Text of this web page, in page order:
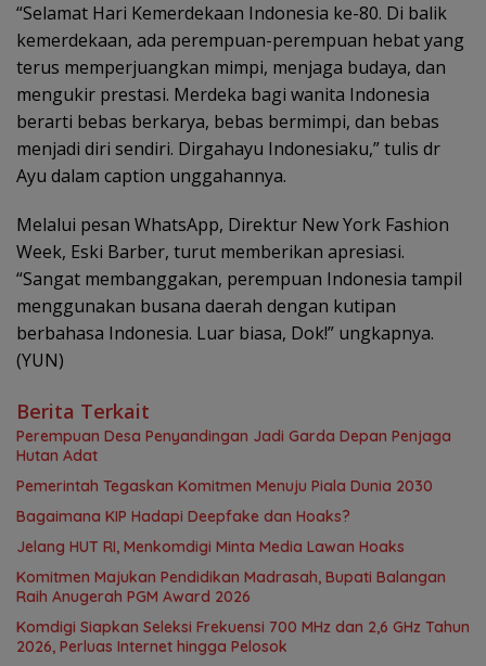
“Selamat Hari Kemerdekaan Indonesia ke-80. Di balik
kemerdekaan, ada perempuan-perempuan hebat yang
terus memperjuangkan mimpi, menjaga budaya, dan
mengukir prestasi. Merdeka bagi wanita Indonesia
berarti bebas berkarya, bebas bermimpi, dan bebas
menjadi diri sendiri. Dirgahayu Indonesiaku,” tulis dr
Ayu dalam caption unggahannya.
Melalui pesan WhatsApp, Direktur New York Fashion
Week, Eski Barber, turut memberikan apresiasi.
“Sangat membanggakan, perempuan Indonesia tampil
menggunakan busana daerah dengan kutipan
berbahasa Indonesia. Luar biasa, Dok!” ungkapnya.
(YUN)
Berita Terkait
Perempuan Desa Penyandingan Jadi Garda Depan Penjaga
Hutan Adat
Pemerintah Tegaskan Komitmen Menuju Piala Dunia 2030
Bagaimana KIP Hadapi Deepfake dan Hoaks?
Jelang HUT RI, Menkomdigi Minta Media Lawan Hoaks
Komitmen Majukan Pendidikan Madrasah, Bupati Balangan
Raih Anugerah PGM Award 2026
Komdigi Siapkan Seleksi Frekuensi 700 MHz dan 2,6 GHz Tahun
2026, Perluas Internet hingga Pelosok